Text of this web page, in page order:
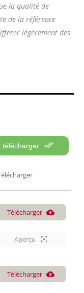
la qualité de
de la référence
légèrement des
télécharger
Télécharger
Aperçu
Télécharger